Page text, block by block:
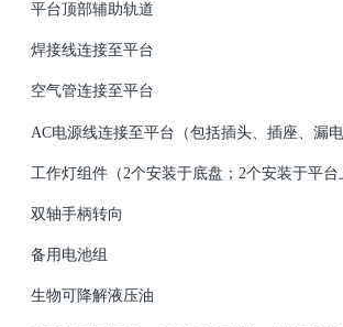
平台顶部辅助轨道
焊接线连接至平台
空气管连接至平台
AC电源线连接至平台（包括插头、插座、漏电
工作灯组件（2个安装于底盘；2个安装于平台
双轴手柄转向
备用电池组
生物可降解液压油